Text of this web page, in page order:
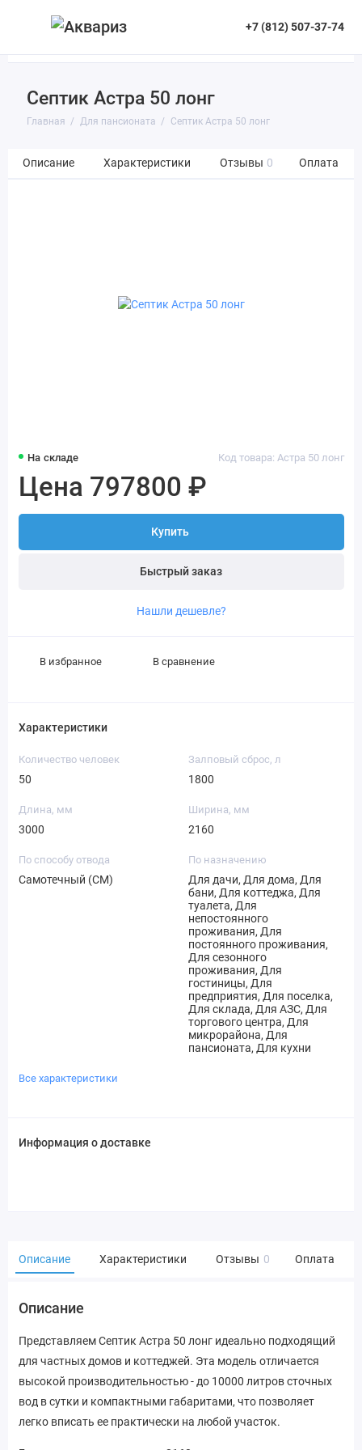
+7 (812) 507-37-74
Септик Астра 50 лонг
Главная Для пансионата Септик Астра 50 лонг
Описание Характеристики Отзывы 0 Оплата
На складе Код товара: Астра 50 лонг
Цена 797800 ₽
Купить
Быстрый заказ
Нашли дешевле?
В избранное В сравнение
Характеристики
Количество человек
50
Залповый сброс, л
1800
Длина, мм
3000
Ширина, мм
2160
По способу отвода
Самотечный (СМ)
По назначению
Для дачи, Для дома, Для
бани, Для коттеджа, Для
туалета, Для
непостоянного
проживания, Для
постоянного проживания,
Для сезонного
проживания, Для
гостиницы, Для
предприятия, Для поселка,
Для склада, Для АЗС, Для
торгового центра, Для
микрорайона, Для
пансионата, Для кухни
Все характеристики
Информация о доставке
Описание Характеристики Отзывы 0 Оплата
Описание
Представляем Септик Астра 50 лонг идеально подходящий
для частных домов и коттеджей. Эта модель отличается
высокой производительностью - до 10000 литров сточных
вод в сутки и компактными габаритами, что позволяет
легко вписать ее практически на любой участок.